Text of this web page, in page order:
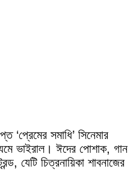
সমাধি’ সিনেমার
ভাইরাল। ঈদের পোশাক, গান
যেটি চিত্রনায়িকা শাবনাজের